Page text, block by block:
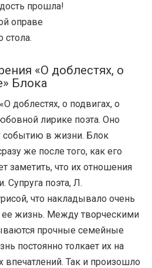
прошла!
оправе
стола.
«О доблестях, о
Блока
доблестях, о подвигах, о
лирике поэта. Оно
событию в жизни. Блок
же после того, как его
заметить, что их отношения
Супруга поэта, Л.
что накладывало очень
ее жизнь. Между творческими
прочные семейные
постоянно толкает их на
Так и произошло